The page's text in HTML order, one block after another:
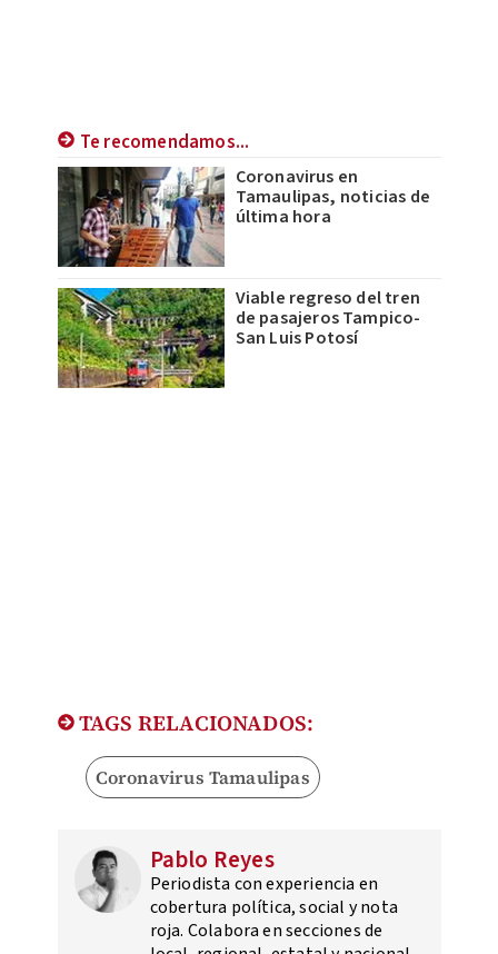
Te recomendamos...
Coronavirus en
Tamaulipas, noticias de
última hora
Viable regreso del tren
de pasajeros Tampico-
San Luis Potosí
TAGS RELACIONADOS:
Coronavirus Tamaulipas
Pablo Reyes
Periodista con experiencia en
cobertura política, social y nota
roja. Colabora en secciones de